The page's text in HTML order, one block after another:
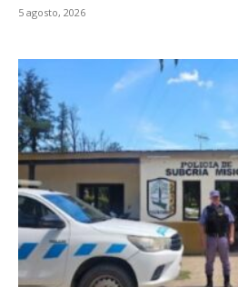
5 agosto, 2026